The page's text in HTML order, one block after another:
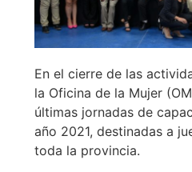
En el cierre de las
la Oficina de la Mujer
últimas jornadas de
año 2021, destinadas a
toda la provincia.